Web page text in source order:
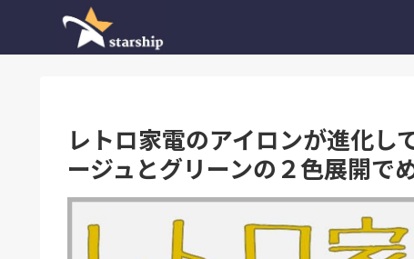
レトロ家電のアイロンが進化し
ージュとグリーンの２色展開で